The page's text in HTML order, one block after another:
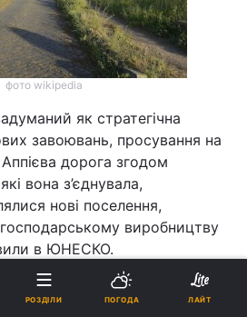
фото wikipedia
як стратегічна
завоювань, просування на
дорога згодом
вона з’єднувала,
нові поселення,
виробництву
в ЮНЕСКО.
що складається з 22 частин,
інженерних споруд, який
РОЗДІЛИ ПОГОДА ЛАЙТ